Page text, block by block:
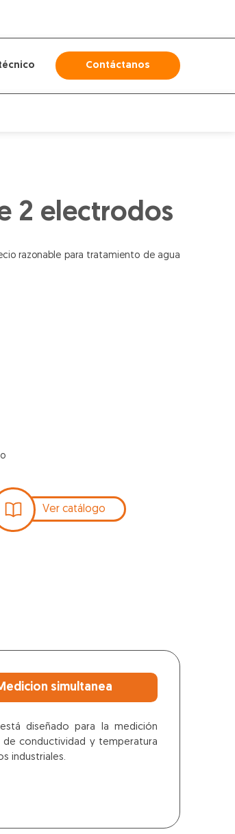
Contáctanos
2 electrodos
razonable para tratamiento de agua
Ver catálogo
simultanea
diseñado para la medición
de conductividad y temperatura
industriales.